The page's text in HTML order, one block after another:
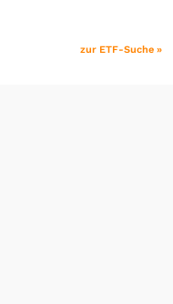
zur ETF-Suche »